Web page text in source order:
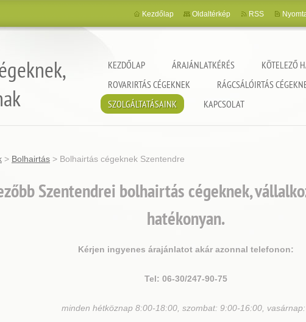
KEZDŐLAP ÁRAJÁNLATKÉRÉS
KÖTELEZŐ
ROVARIRTÁS CÉGEKNEK
RÁGCSÁLÓIRTÁS
SZOLGÁLTATÁSAINK
KAPCSOLAT
Kezdőlap Oldaltérkép RSS
> Bolhairtás > Bolhairtás cégeknek Szentendre
Szentendrei bolhairtás cégeknek,
hatékonyan.
Kérjen ingyenes árajánlatot akár azonnal telefonon:
Tel: 06-30/247-90-75
minden hétköznap 8:00-18:00, szombat: 9:00-16:00,